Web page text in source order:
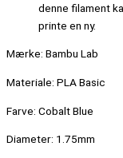
denne filament
printe en ny.
Mærke: Bambu Lab
Materiale: PLA Basic
Farve: Cobalt Blue
Diameter: 1.75mm